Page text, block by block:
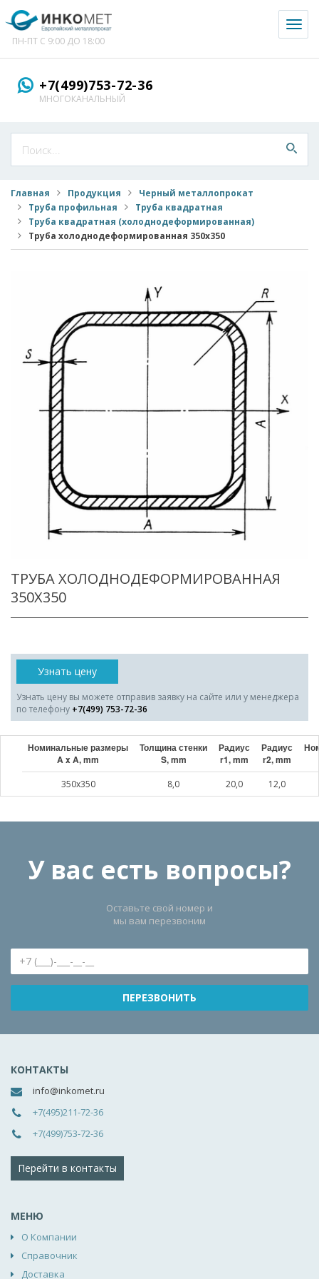
ПН-ПТ С 9:00 ДО 18:00
+7(499)753-72-36
МНОГОКАНАЛЬНЫЙ
Главная Продукция
Черный металлопрокат
Труба профильная
Труба квадратная
Труба квадратная (холоднодеформированная)
Труба холоднодеформированная 350x350
ТРУБА ХОЛОДНОДЕФОРМИРОВАННАЯ
350X350
Узнать цену
Узнать цену вы можете отправив заявку на сайте или у менеджера
по телефону +7(499) 753-72-36
Номинальные размеры
A x A, mm
Толщина стенки
S, mm
Радиус
r1, mm
Радиус
r2, mm
350x350 8,0 20,0 12,0
У вас есть вопросы?
Оставьте свой номер и
мы вам перезвоним
КОНТАКТЫ
info@inkomet.ru
+7(495)211-72-36
+7(499)753-72-36
Перейти в контакты
МЕНЮ
О Компании
Справочник
Доставка